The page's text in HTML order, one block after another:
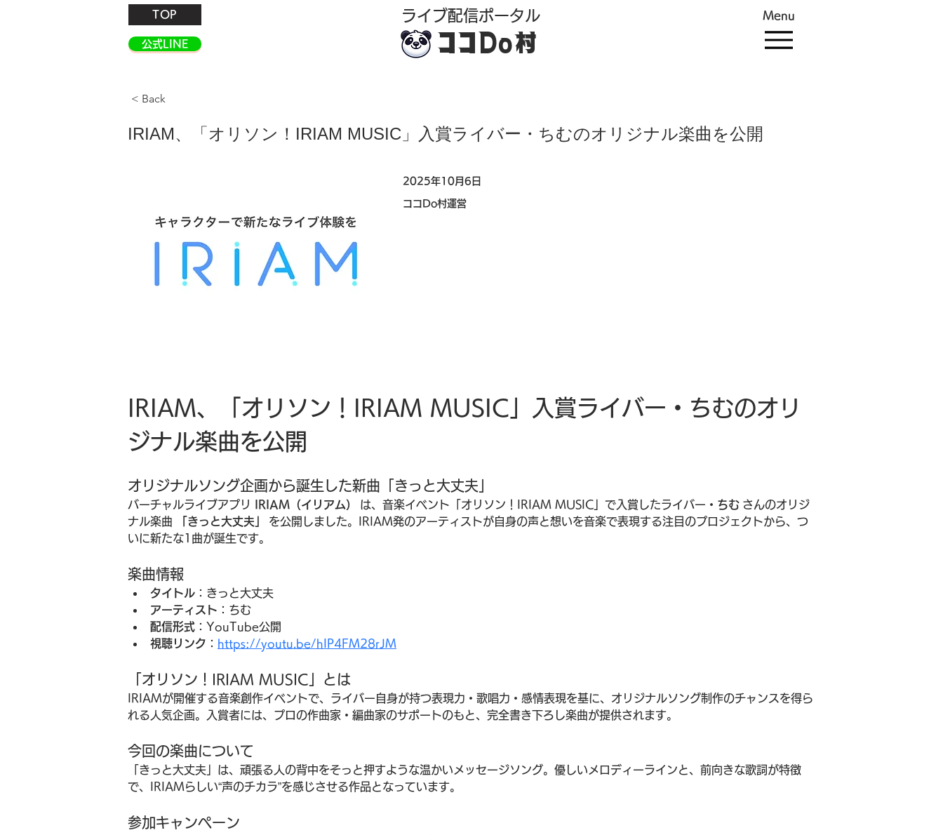
TOP
公式LINE
​ライブ配信ポータル
ココDo村
Menu
< Back
IRIAM、「オリソン！IRIAM MUSIC」入賞ライバー・ちむのオリジナル楽曲を公開
2025年10月6日
ココDo村運営
IRIAM、「オリソン！IRIAM MUSIC」入賞ライバー・ちむのオリ
ジナル楽曲を公開
オリジナルソング企画から誕生した新曲「きっと大丈夫」
バーチャルライブアプリ IRIAM（イリアム） は、音楽イベント「オリソン！IRIAM MUSIC」で入賞したライバー・ ちむ さんのオリジ
ナル楽曲
「きっと大丈夫」
を公開しました。IRIAM発のアーティストが自身の声と想いを音楽で表現する注目のプロジェクトから、つ
いに新たな1曲が誕生です。
楽曲情報
タイトル ：きっと大丈夫
アーティスト ：ちむ
配信形式 ：YouTube公開
視聴リンク ： https://youtu.be/hIP4FM28rJM
「オリソン！IRIAM MUSIC」とは
IRIAMが開催する音楽創作イベントで、ライバー自身が持つ表現力・歌唱力・感情表現を基に、オリジナルソング制作のチャンスを得ら
れる人気企画。入賞者には、プロの作曲家・編曲家のサポートのもと、完全書き下ろし楽曲が提供されます。
今回の楽曲について
「きっと大丈夫」は、頑張る人の背中をそっと押すような温かいメッセージソング。優しいメロディーラインと、前向きな歌詞が特徴
で、IRIAMらしい“声のチカラ”を感じさせる作品となっています。
参加キャンペーン